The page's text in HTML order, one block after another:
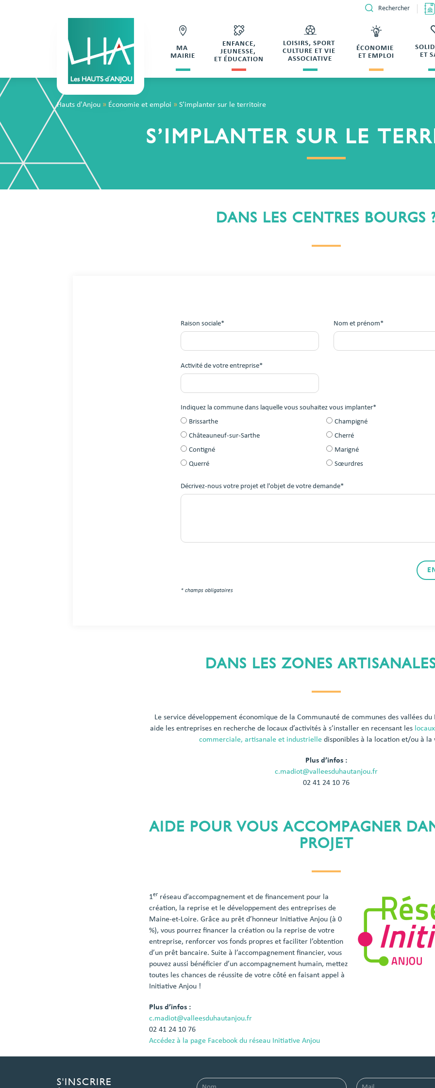
Rechercher
MA
MAIRIE
ENFANCE,
JEUNESSE,
ET ÉDUCATION
LOISIRS, SPORT
CULTURE ET VIE
ASSOCIATIVE
ÉCONOMIE
ET EMPLOI
ET
Hauts d'Anjou » Économie et emploi » S’implanter sur le territoire
S’IMPLANTER SUR LE
DANS LES CENTRES BOURGS
Raison sociale* Nom et prénom*
Activité de votre entreprise*
Indiquez la commune dans laquelle vous souhaitez vous implanter*
Brissarthe
Champigné
Châteauneuf-sur-Sarthe
Cherré
Contigné
Marigné
Querré
Sœurdres
Décrivez-nous votre projet et l'objet de votre demande*
* champs obligatoires
DANS LES ZONES
Le service développement économique de la Communauté de communes des vallées du
aide les entreprises en recherche de locaux d’activités à s’installer en recensant les
commerciale, artisanale et industrielle disponibles à la location et/ou à la
Plus d’infos :
c.madiot@valleesduhautanjou.fr
02 41 24 10 76
AIDE POUR VOUS ACCOMPAGNER
PROJET
1er réseau d’accompagnement et de financement pour la
création, la reprise et le développement des entreprises de
Maine-et-Loire. Grâce au prêt d’honneur Initiative Anjou (à 0
%), vous pourrez financer la création ou la reprise de votre
entreprise, renforcer vos fonds propres et faciliter l’obtention
d’un prêt bancaire. Suite à l’accompagnement financier, vous
pouvez aussi bénéficier d’un accompagnement humain, mettez
toutes les chances de réussite de votre côté en faisant appel à
Initiative Anjou !
Plus d’infos :
c.madiot@valleesduhautanjou.fr
02 41 24 10 76
Accédez à la page Facebook du réseau Initiative Anjou
S'INSCRIRE